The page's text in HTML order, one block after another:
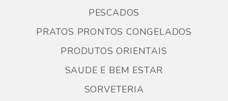
PESCADOS
PRATOS PRONTOS CONGELADOS
PRODUTOS ORIENTAIS
SAUDE E BEM ESTAR
SORVETERIA